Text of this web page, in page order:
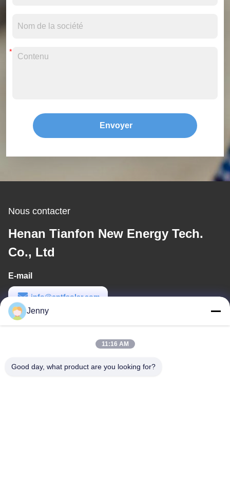
Envoyer
Nous contacter
Henan Tianfon New Energy Tech.
Co., Ltd
E-mail
info@cntfsolar.com
Temps de travail
Jenny
11:16 AM
Good day, what product are you looking for?